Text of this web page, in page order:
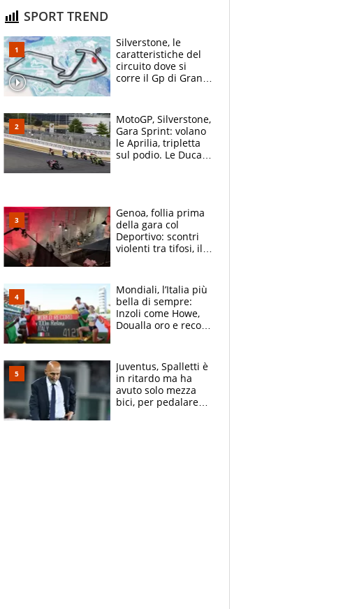
SPORT TREND
Silverstone, le
caratteristiche del
circuito dove si
corre il Gp di Gran
MotoGP, Silverstone,
Gara Sprint: volano
le Aprilia, tripletta
sul podio. Le Ducati
Genoa, follia prima
della gara col
Deportivo: scontri
violenti tra tifosi, il
Mondiali, l’Italia più
bella di sempre:
Inzoli come Howe,
Doualla oro e record
Juventus, Spalletti è
in ritardo ma ha
avuto solo mezza
bici, per pedalare